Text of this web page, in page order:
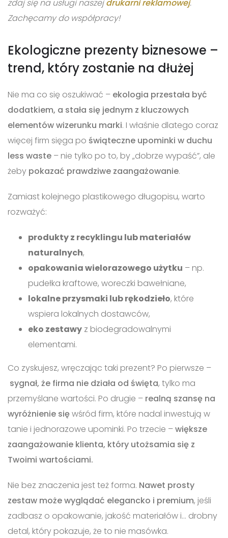
zdaj się na usługi naszejdrukarni reklamowej.
Zachęcamy do współpracy!
Ekologiczne prezenty biznesowe –
trend, który zostanie na dłużej
Nie ma co się oszukiwać – ekologia przestała być
dodatkiem, a stała się jednym z kluczowych
elementów wizerunku marki. I właśnie dlatego coraz
więcej firm sięga po świąteczne upominki w duchu
less waste – nie tylko po to, by „dobrze wypaść”, ale
żeby pokazać prawdziwe zaangażowanie.
Zamiast kolejnego plastikowego długopisu, warto
rozważyć:
produkty z recyklingu lub materiałów
naturalnych,
opakowania wielorazowego użytku – np.
pudełka kraftowe, woreczki bawełniane,
lokalne przysmaki lub rękodzieło, które
wspiera lokalnych dostawców,
eko zestawy z biodegradowalnymi
elementami.
Co zyskujesz, wręczając taki prezent? Po pierwsze –
sygnał, że firma nie działa od święta, tylko ma
przemyślane wartości. Po drugie – realną szansę na
wyróżnienie sięwśród firm, które nadal inwestują w
tanie i jednorazowe upominki. Po trzecie –większe
zaangażowanie klienta, który utożsamia się z
Twoimi wartościami.
Nie bez znaczenia jest też forma. Nawet prosty
zestaw może wyglądać elegancko i premium, jeśli
zadbasz o opakowanie, jakość materiałów i… drobny
detal, który pokazuje, że to nie masówka.